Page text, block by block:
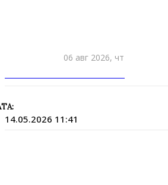
06 авг 2026, чт
14.05.2026 11:41